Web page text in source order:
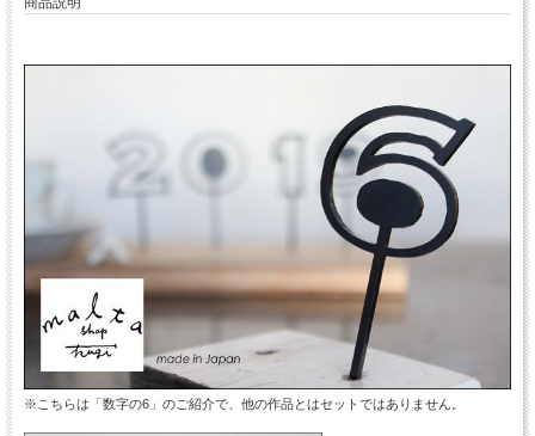
※こちらは「数字の6」のご紹介で、他の作品とはセットではありません。